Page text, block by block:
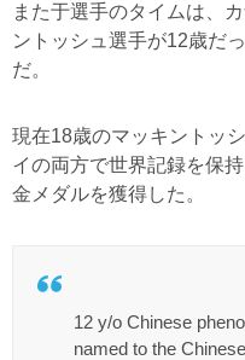
また于選手のタイムは、
ントッシュ選手が12歳だ
だ。
現在18歳のマッキントッ
イの両方で世界記録を保
金メダルを獲得した。
12 y/o Chinese
named to the